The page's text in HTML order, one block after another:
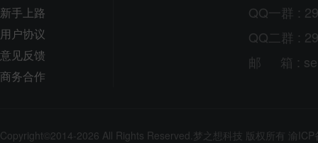
新手上路
用户协议
意见反馈
商务合作
QQ一群 :
QQ二群 :
邮
箱 :
Copyright©2014-2026 All Rights Reserved.梦之想科技 版权所有 渝